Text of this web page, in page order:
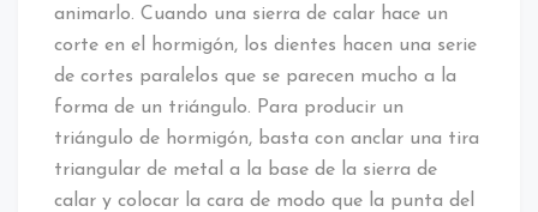
animarlo. Cuando una sierra de calar hace un
corte en el hormigón, los dientes hacen una serie
de cortes paralelos que se parecen mucho a la
forma de un triángulo. Para producir un
triángulo de hormigón, basta con anclar una tira
triangular de metal a la base de la sierra de
calar y colocar la cara de modo que la punta del